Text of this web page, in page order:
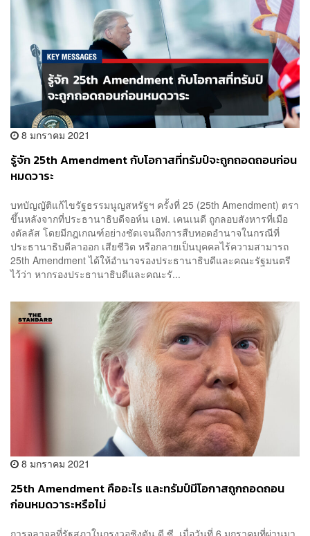
8 มกราคม 2021
รู้จัก 25th Amendment กับโอกาสที่ทรัมป์จะถูกถอดถอนก่อน
หมดวาระ
บทบัญญัติแก้ไขรัฐธรรมนูญสหรัฐฯ ครั้งที่ 25 (25th Amendment) ตรา
ขึ้นหลังจากที่ประธานาธิบดีจอห์น เอฟ. เคนเนดี ถูกลอบสังหารที่เมือ
งดัลลัส โดยมีกฎเกณฑ์อย่างชัดเจนถึงการสืบทอดอำนาจในกรณีที่
ประธานาธิบดีลาออก เสียชีวิต หรือกลายเป็นบุคคลไร้ความสามารถ
25th Amendment ได้ให้อำนาจรองประธานาธิบดีและคณะรัฐมนตรี
ไว้ว่า หากรองประธานาธิบดีและคณะรั...
8 มกราคม 2021
25th Amendment คืออะไร และทรัมป์มีโอกาสถูกถอดถอน
ก่อนหมดวาระหรือไม่
การจลาจลที่รัฐสภาในกรุงวอชิงตัน ดี.ซี. เมื่อวันที่ 6 มกราคมที่ผ่านมา